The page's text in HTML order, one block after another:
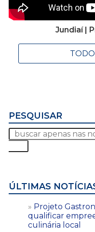
Jundiaí |
PESQUISAR
ÚLTIMAS
Projeto
qualificar
culinária local